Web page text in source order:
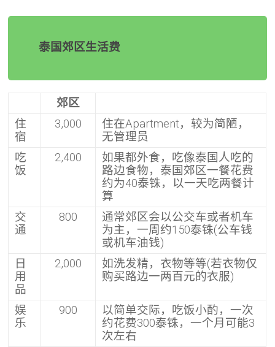
泰国郊区生活费
郊区
住
宿
3,000
住在Apartment，较为简陋，
无管理员
吃
饭
2,400
如果都外食，吃像泰国人吃的
路边食物，泰国郊区一餐花费
约为40泰铢，以一天吃两餐计
算
交
通
800
通常郊区会以公交车或者机车
为主，一周约150泰铢(公车钱
或机车油钱)
日
用
品
2,000
如洗发精，衣物等等(若衣物仅
购买路边一两百元的衣服)
娱
乐
900
以简单交际，吃饭小酌，一次
约花费300泰铢，一个月可能3
次左右